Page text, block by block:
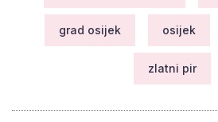
grad osijek osijek
zlatni pir